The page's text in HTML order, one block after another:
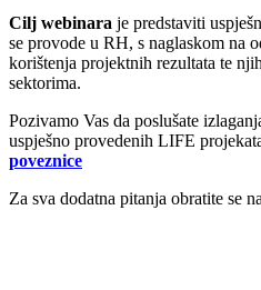
Cilj webinara je predstaviti
se provode u RH, s naglaskom na
korištenja projektnih rezultata te
sektorima.
Pozivamo Vas da poslušate
uspješno provedenih LIFE
poveznice
Za sva dodatna pitanja obratite se